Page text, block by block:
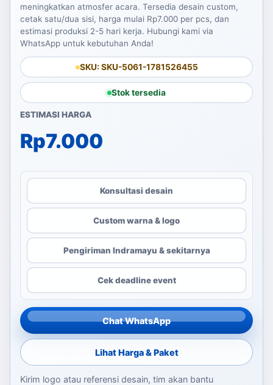
meningkatkan atmosfer acara. Tersedia desain custom,
cetak satu/dua sisi, harga mulai Rp7.000 per pcs, dan
estimasi produksi 2-5 hari kerja. Hubungi kami via
WhatsApp untuk kebutuhan Anda!
SKU: SKU-5061-1781526455
Stok tersedia
ESTIMASI HARGA
Rp7.000
Konsultasi desain
Custom warna & logo
Pengiriman Indramayu & sekitarnya
Cek deadline event
Chat WhatsApp
Lihat Harga & Paket
Kirim logo atau referensi desain, tim akan bantu